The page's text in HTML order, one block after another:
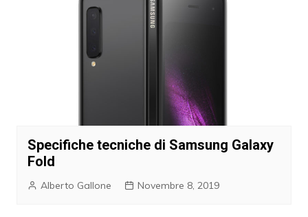
Specifiche tecniche di Samsung Galaxy
Fold
Alberto Gallone Novembre 8, 2019